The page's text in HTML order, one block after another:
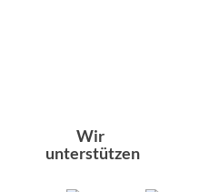
Wir
unterstützen